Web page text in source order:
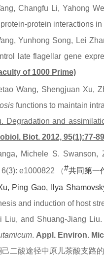
Changfu Li, Yahong
protein interactions in
Yunhong Song, Lei
late flagellar gene
of 1000 Prime)
Wang, Shengjuan Xu,
functions to maintain
Degradation and
Biot. 2012, 95(1):77-
, Michele S. Swanson,
6(3): e1000822 （#共同第一
, Ping Gao, Ilya
and induction of host
Liu, and Shuang-Jiang Liu.
. Appl. Environ.
己二酸途径中原儿茶酸支路的